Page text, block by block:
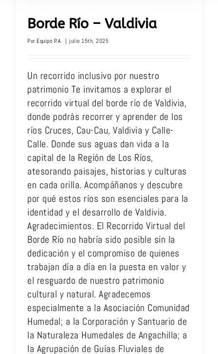
Borde Río – Valdivia
Por Equipo P.A. | julio 15th, 2025
Un recorrido inclusivo por nuestro
patrimonio Te invitamos a explorar el
recorrido virtual del borde río de Valdivia,
donde podrás recorrer y aprender de los
ríos Cruces, Cau-Cau, Valdivia y Calle-
Calle. Donde sus aguas dan vida a la
capital de la Región de Los Ríos,
atesorando paisajes, historias y culturas
en cada orilla. Acompáñanos y descubre
por qué estos ríos son esenciales para la
identidad y el desarrollo de Valdivia.
Agradecimientos. El Recorrido Virtual del
Borde Río no habría sido posible sin la
dedicación y el compromiso de quienes
trabajan día a día en la puesta en valor y
el resguardo de nuestro patrimonio
cultural y natural. Agradecemos
especialmente a la Asociación Comunidad
Humedal; a la Corporación y Santuario de
la Naturaleza Humedales de Angachilla; a
la Agrupación de Guías Fluviales de